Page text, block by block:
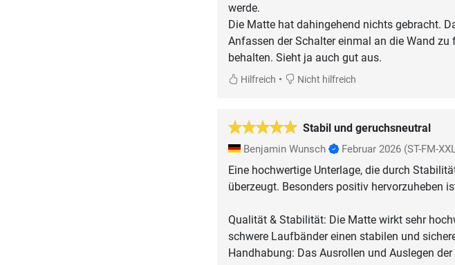
werde.
Die Matte hat dahingehend nichts gebracht.
Anfassen der Schalter einmal an die Wand
behalten. Sieht ja auch gut aus.
Hilfreich • Nicht hilfreich
Stabil und geruchsneutral
Benjamin Wunsch Februar 2026 (ST-FM-
Eine hochwertige Unterlage, die durch
überzeugt. Besonders positiv hervorzuheben
​Qualität & Stabilität: Die Matte wirkt sehr
schwere Laufbänder einen stabilen und
​Handhabung: Das Ausrollen und Auslegen